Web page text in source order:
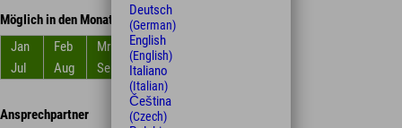
Möglich in den Monaten
Jan
Feb Mrz Apr
Jul
Aug Sep Okt
Ansprechpartner
Deutsch
(German)
English
(English)
Italiano
(Italian)
Čeština
(Czech)